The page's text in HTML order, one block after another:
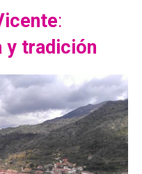
:
y tradición